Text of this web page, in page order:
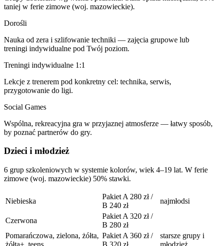
taniej w ferie zimowe (woj. mazowieckie).
Dorośli
Nauka od zera i szlifowanie techniki — zajęcia grupowe lub
treningi indywidualne pod Twój poziom.
Treningi indywidualne 1:1
Lekcje z trenerem pod konkretny cel: technika, serwis,
przygotowanie do ligi.
Social Games
Wspólna, rekreacyjna gra w przyjaznej atmosferze — łatwy sposób,
by poznać partnerów do gry.
Dzieci i młodzież
6 grup szkoleniowych w systemie kolorów, wiek 4–19 lat. W ferie
zimowe (woj. mazowieckie) 50% stawki.
Niebieska
Pakiet A 280 zł /
B 240 zł
najmłodsi
Czerwona
Pakiet A 320 zł /
B 280 zł
Pomarańczowa, zielona, żółta, Pakiet A 360 zł /
starsze grupy i